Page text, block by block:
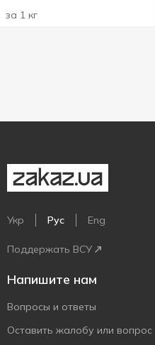
за 1 кг
Укр Рус Eng
Поддержать ВСУ
Напишите нам
Вопросы и ответы
Оставить жалобу или вопрос